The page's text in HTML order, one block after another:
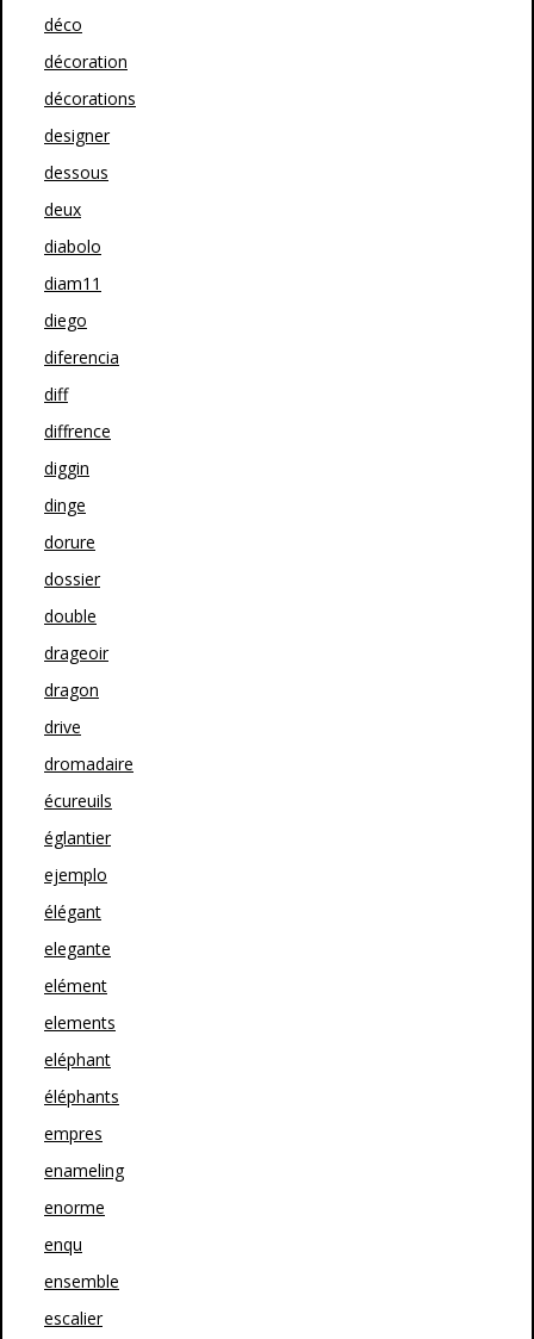
déco
décoration
décorations
designer
dessous
deux
diabolo
diam11
diego
diferencia
diff
diffrence
diggin
dinge
dorure
dossier
double
drageoir
dragon
drive
dromadaire
écureuils
églantier
ejemplo
élégant
elegante
elément
elements
eléphant
éléphants
empres
enameling
enorme
enqu
ensemble
escalier